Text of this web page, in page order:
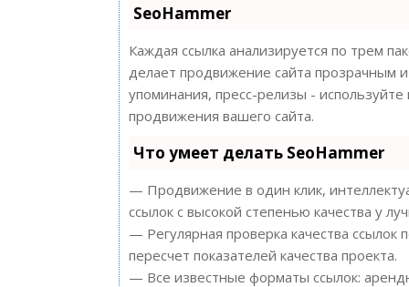
SeoHammer
Каждая ссылка анализируется по трем
делает продвижение сайта прозрачным
упоминания, пресс-релизы -
продвижения вашего сайта.
Что умеет делать SeoHammer
— Продвижение в один клик,
ссылок с высокой степенью качества у
— Регулярная проверка качества
пересчет показателей качества проекта.
— Все известные форматы ссылок: